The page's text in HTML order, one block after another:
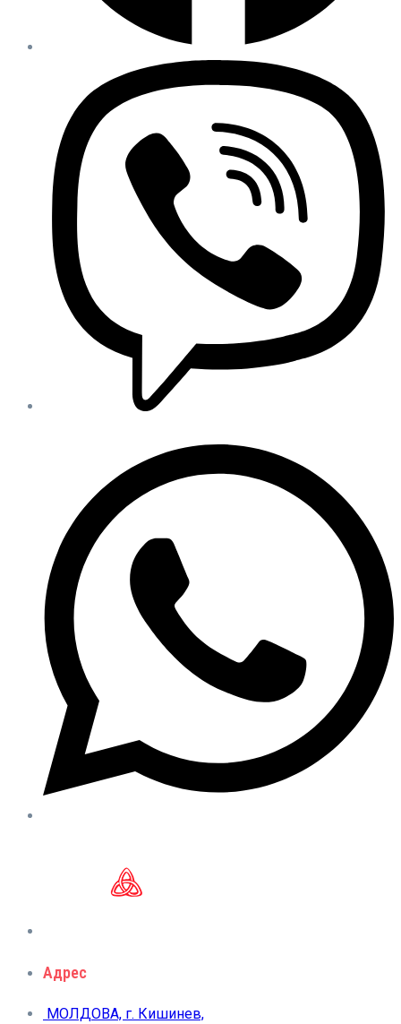
Адрес
МОЛДОВА, г. Кишинев,